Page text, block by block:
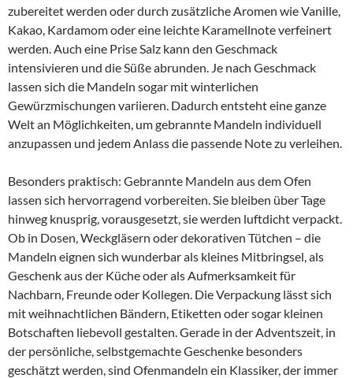
zubereitet werden oder durch zusätzliche Aromen wie Vanille,
Kakao, Kardamom oder eine leichte Karamellnote verfeinert
werden. Auch eine Prise Salz kann den Geschmack
intensivieren und die Süße abrunden. Je nach Geschmack
lassen sich die Mandeln sogar mit winterlichen
Gewürzmischungen variieren. Dadurch entsteht eine ganze
Welt an Möglichkeiten, um gebrannte Mandeln individuell
anzupassen und jedem Anlass die passende Note zu verleihen.
Besonders praktisch: Gebrannte Mandeln aus dem Ofen
lassen sich hervorragend vorbereiten. Sie bleiben über Tage
hinweg knusprig, vorausgesetzt, sie werden luftdicht verpackt.
Ob in Dosen, Weckgläsern oder dekorativen Tütchen – die
Mandeln eignen sich wunderbar als kleines Mitbringsel, als
Geschenk aus der Küche oder als Aufmerksamkeit für
Nachbarn, Freunde oder Kollegen. Die Verpackung lässt sich
mit weihnachtlichen Bändern, Etiketten oder sogar kleinen
Botschaften liebevoll gestalten. Gerade in der Adventszeit, in
der persönliche, selbstgemachte Geschenke besonders
geschätzt werden, sind Ofenmandeln ein Klassiker, der immer